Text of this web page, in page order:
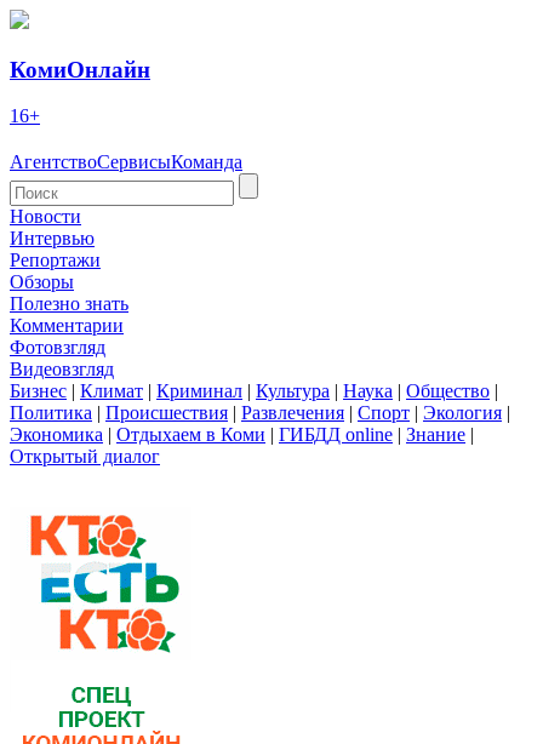
КомиОнлайн
16+
АгентствоСервисыКоманда
Новости
Интервью
Репортажи
Обзоры
Полезно знать
Комментарии
Фотовзгляд
Видеовзгляд
Бизнес | Климат | Криминал | Культура | Наука | Общество |
Политика | Происшествия | Развлечения | Спорт | Экология |
Экономика | Отдыхаем в Коми | ГИБДД online | Знание |
Открытый диалог